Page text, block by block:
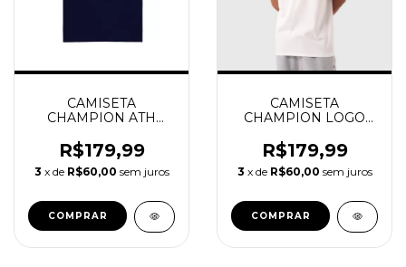
CAMISETA
CHAMPION ATH
TST NAVY
R$179,99
3 x de R$60,00 sem juros
COMPRAR
CAMISETA
CHAMPION LOGO
WHITE
R$179,99
3 x de R$60,00 sem juros
COMPRAR